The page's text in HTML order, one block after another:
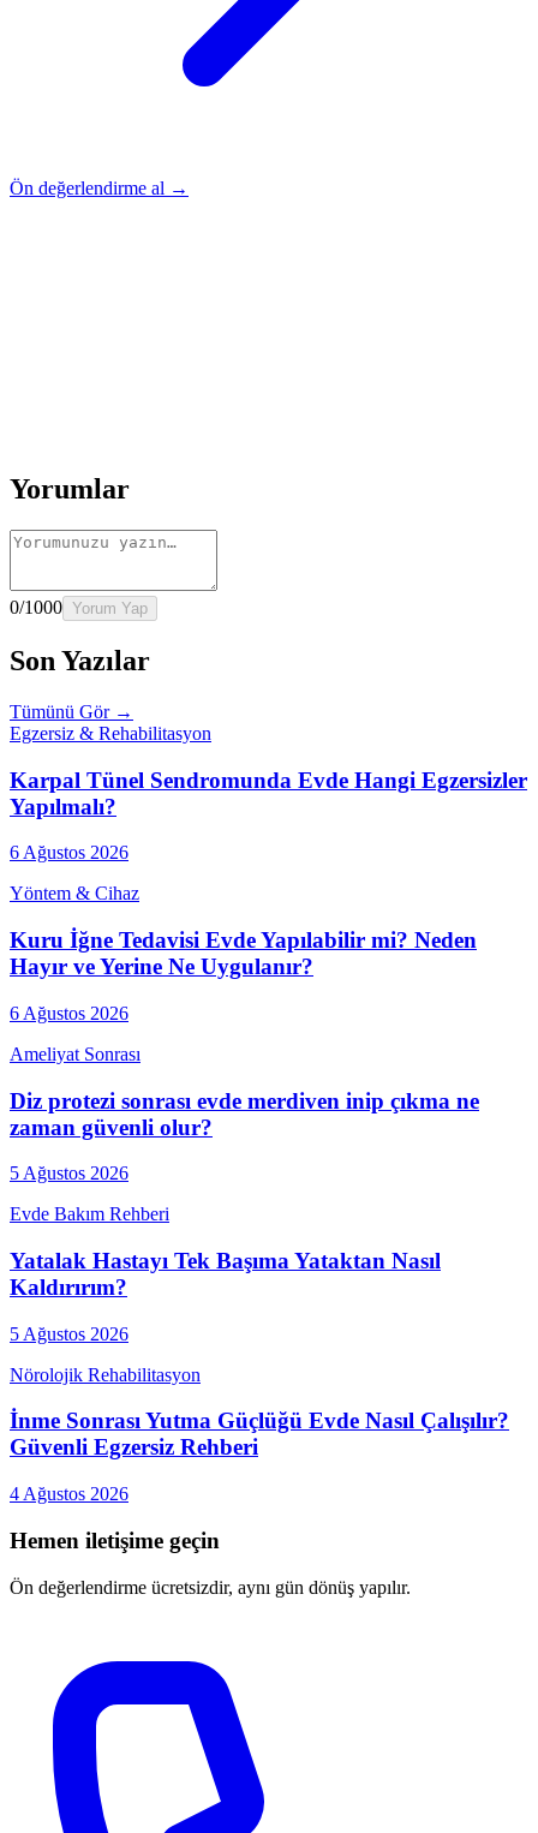
Ön değerlendirme al →
Yorumlar
0/1000 Yorum Yap
Son Yazılar
Tümünü Gör →
Egzersiz & Rehabilitasyon
Karpal Tünel Sendromunda Evde Hangi Egzersizler
Yapılmalı?
6 Ağustos 2026
Yöntem & Cihaz
Kuru İğne Tedavisi Evde Yapılabilir mi? Neden
Hayır ve Yerine Ne Uygulanır?
6 Ağustos 2026
Ameliyat Sonrası
Diz protezi sonrası evde merdiven inip çıkma ne
zaman güvenli olur?
5 Ağustos 2026
Evde Bakım Rehberi
Yatalak Hastayı Tek Başıma Yataktan Nasıl
Kaldırırım?
5 Ağustos 2026
Nörolojik Rehabilitasyon
İnme Sonrası Yutma Güçlüğü Evde Nasıl Çalışılır?
Güvenli Egzersiz Rehberi
4 Ağustos 2026
Hemen iletişime geçin
Ön değerlendirme ücretsizdir, aynı gün dönüş yapılır.